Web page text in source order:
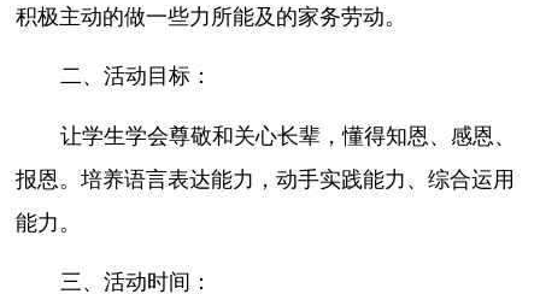
积极主动的做一些力所能及的家务劳动。
二、活动目标：
让学生学会尊敬和关心长辈，懂得知恩、感恩、
报恩。培养语言表达能力，动手实践能力、综合运用
能力。
三、活动时间：